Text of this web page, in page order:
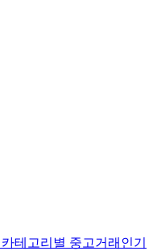
카테고리별 중고거래 인기